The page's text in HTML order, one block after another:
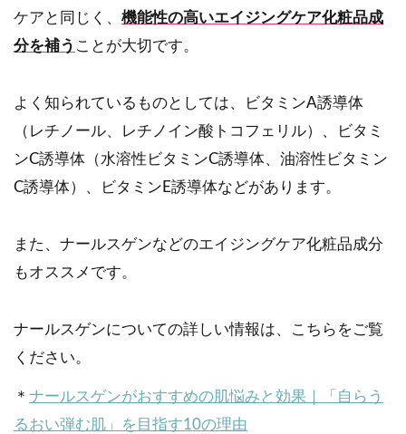
ケアと同じく、 機能性の高いエイジングケア化粧品成
分を補う ことが大切です。
よく知られているものとしては、ビタミンA誘導体
（レチノール、レチノイン酸トコフェリル）、ビタミ
ンC誘導体（水溶性ビタミンC誘導体、油溶性ビタミン
C誘導体）、ビタミンE誘導体などがあります。
また、ナールスゲンなどのエイジングケア化粧品成分
もオススメです。
ナールスゲンについての詳しい情報は、こちらをご覧
ください。
＊ ナールスゲンがおすすめの肌悩みと効果｜「自らう
るおい弾む肌」を目指す10の理由